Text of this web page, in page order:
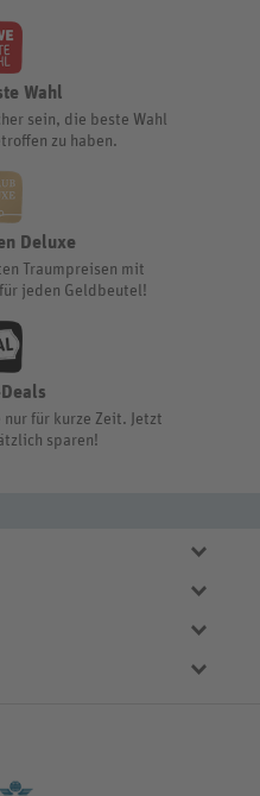
Wahl
sein, die beste Wahl
zu haben.
Deluxe
Traumpreisen mit
jeden Geldbeutel!
für kurze Zeit. Jetzt
sparen!